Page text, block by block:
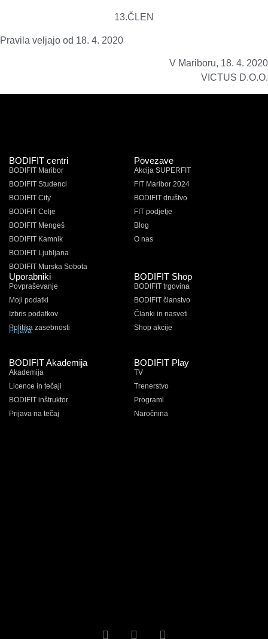
13.ČLEN
Pravila veljajo od 18. 4. 2020
V Mariboru, 18. 4. 2020
VICTUS D.O.O.
BODIFIT centri
BODIFIT Maribor
BODIFIT Studenci
BODIFIT City
BODIFIT Celje
BODIFIT Mengeš
BODIFIT Kamnik
BODIFIT Ljubljana
BODIFIT Murska Sobota
Povezave
Akcija SUPERFIT
FIT Maribor 2024
BODIFIT društvo
FIT podjetje
Blog
O nas
Uporabniki
Povpraševanje
Moji podatki
Izbris podatkov
Politika zasebnosti
Prijava
BODIFIT Shop
BODIFIT trgovina
BODIFIT članstvo
Članki in nasveti
Shop akcije
BODIFIT Akademija
Akademija
Licence in tečaji
BODIFIT inštruktor
Prijava na tečaj
BODIFIT Play
TV
Trenerstvo
Programi
Naročnina